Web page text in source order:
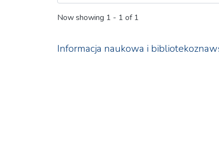
Now showing 1 - 1 of 1
Informacja naukowa i